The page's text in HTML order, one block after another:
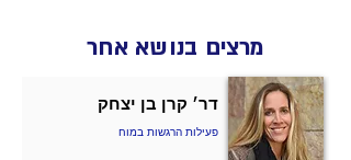
מרצים בנושא אחר
דר׳ קרן בן יצחק
פעילות הרגשות במוח